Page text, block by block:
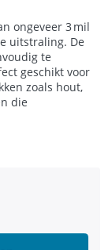
ongeveer 3 mil
uitstraling. De
te
geschikt voor
zoals hout,
die